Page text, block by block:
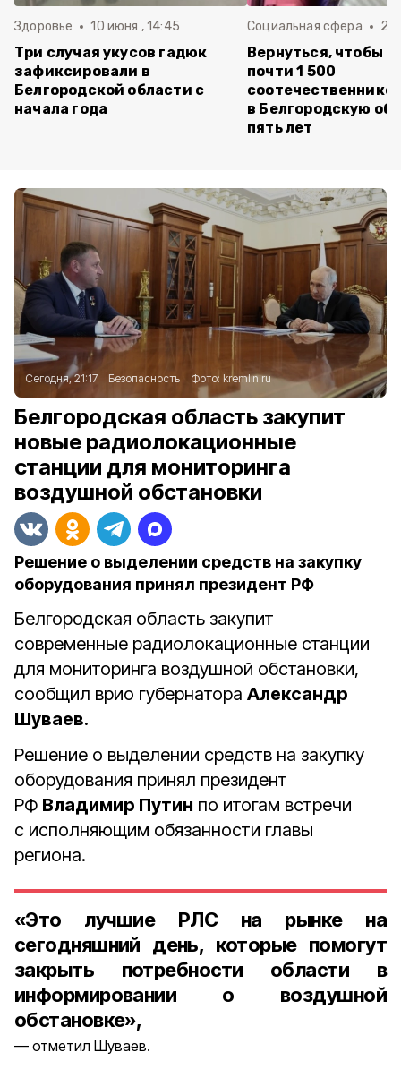
Здоровье 10 июня , 14:45
Три случая укусов гадюк
зафиксировали в
Белгородской области с
начала года
Социальная сфера 20
Вернуться, чтобы
почти 1 500
в Белгородскую
пять лет
Сегодня, 21:17 Безопасность Фото: kremlin.ru
Белгородская область закупит
новые радиолокационные
станции для мониторинга
воздушной обстановки
Решение о выделении средств на закупку
оборудования принял президент РФ
Белгородская область закупит
современные радиолокационные станции
для мониторинга воздушной обстановки,
сообщил врио губернатора Александр
Шуваев.
Решение о выделении средств на закупку
оборудования принял президент
РФ Владимир Путин по итогам встречи
с исполняющим обязанности главы
региона.
«Это лучшие РЛС на рынке на
сегодняшний день, которые помогут
закрыть потребности области в
информировании о воздушной
обстановке»,
отметил Шуваев.